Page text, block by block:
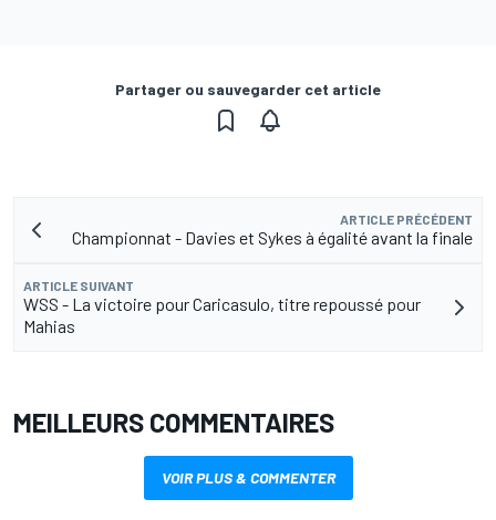
Partager ou sauvegarder cet article
ARTICLE PRÉCÉDENT
Championnat - Davies et Sykes à égalité avant la finale
ARTICLE SUIVANT
WSS - La victoire pour Caricasulo, titre repoussé pour
Mahias
MEILLEURS COMMENTAIRES
VOIR PLUS & COMMENTER